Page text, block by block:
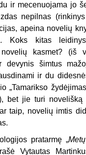
ir mecenuojama jo
nepilnas
apeina novelių
Koks kitas
novelių kasmet? (iš
devynis šimtus
ir du
„Tamarikso
bet jie turi
taip, novelių imtis
pratarmę „Metų
Vytautas